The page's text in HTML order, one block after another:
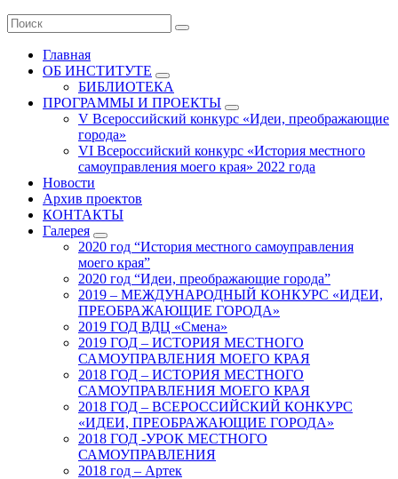
Главная
ОБ ИНСТИТУТЕ
БИБЛИОТЕКА
ПРОГРАММЫ И ПРОЕКТЫ
V Всероссийский конкурс «Идеи, преображающие
города»
VI Всероссийский конкурс «История местного
самоуправления моего края» 2022 года
Новости
Архив проектов
КОНТАКТЫ
Галерея
2020 год “История местного самоуправления
моего края”
2020 год “Идеи, преображающие города”
2019 – МЕЖДУНАРОДНЫЙ КОНКУРС «ИДЕИ,
ПРЕОБРАЖАЮЩИЕ ГОРОДА»
2019 ГОД ВДЦ «Смена»
2019 ГОД – ИСТОРИЯ МЕСТНОГО
САМОУПРАВЛЕНИЯ МОЕГО КРАЯ
2018 ГОД – ИСТОРИЯ МЕСТНОГО
САМОУПРАВЛЕНИЯ МОЕГО КРАЯ
2018 ГОД – ВСЕРОССИЙСКИЙ КОНКУРС
«ИДЕИ, ПРЕОБРАЖАЮЩИЕ ГОРОДА»
2018 ГОД -УРОК МЕСТНОГО
САМОУПРАВЛЕНИЯ
2018 год – Артек